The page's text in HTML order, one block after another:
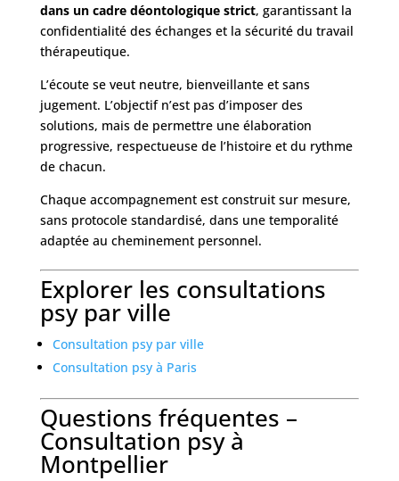
dans un cadre déontologique strict, garantissant la
confidentialité des échanges et la sécurité du travail
thérapeutique.
L’écoute se veut neutre, bienveillante et sans
jugement. L’objectif n’est pas d’imposer des
solutions, mais de permettre une élaboration
progressive, respectueuse de l’histoire et du rythme
de chacun.
Chaque accompagnement est construit sur mesure,
sans protocole standardisé, dans une temporalité
adaptée au cheminement personnel.
Explorer les consultations
psy par ville
Consultation psy par ville
Consultation psy à Paris
Questions fréquentes –
Consultation psy à
Montpellier